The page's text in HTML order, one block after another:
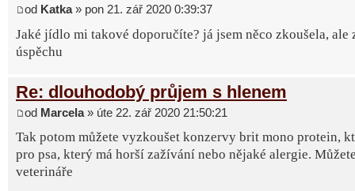
od Katka» pon 21. zář 2020 0:39:37
Jaké jídlo mi takové doporučíte? já jsem něco zkoušela, ale
úspěchu
Re: dlouhodobý průjem s hlenem
od Marcela» úte 22. zář 2020 21:50:21
Tak potom můžete vyzkoušet konzervy brit mono protein,
pro psa, který má horší zažívání nebo nějaké alergie.
veterináře